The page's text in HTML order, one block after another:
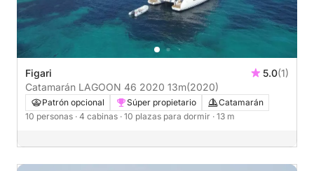
Figari 5.0(1)
Catamarán LAGOON 46 2020 13m(2020)
Patrón opcional Súper propietario
Catamarán
10 personas · 4 cabinas · 10 plazas para dormir · 13 m